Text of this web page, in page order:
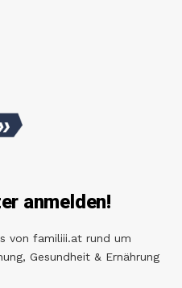
anmelden!
von familiii.at rund um
Gesundheit & Ernährung